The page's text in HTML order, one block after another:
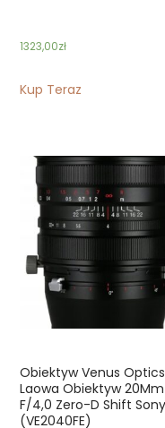
1323,00zł
Kup Teraz
Obiektyw Venus Optics
Laowa Obiektyw 20Mm
F/4,0 Zero-D Shift
(VE2040FE)